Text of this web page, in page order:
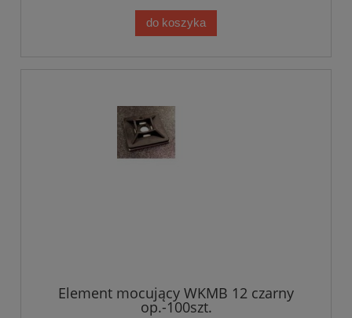
do koszyka
Element mocujący WKMB 12 czarny
op.-100szt.